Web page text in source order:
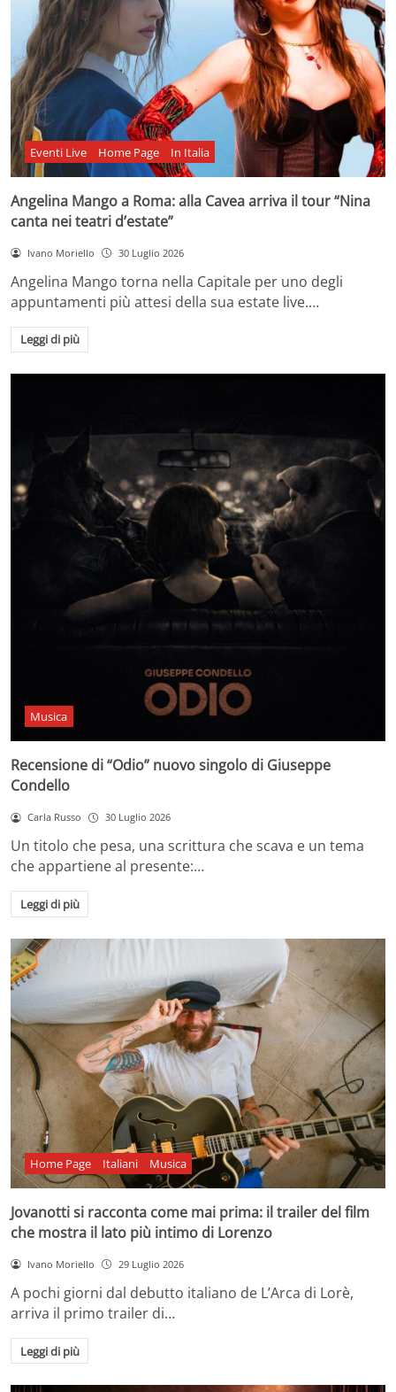
Eventi Live Home Page In Italia
Angelina Mango a Roma: alla Cavea arriva il tour “Nina
canta nei teatri d’estate”
Ivano Moriello 30 Luglio 2026
Angelina Mango torna nella Capitale per uno degli
appuntamenti più attesi della sua estate live.…
Leggi di più
Musica
Recensione di “Odio” nuovo singolo di Giuseppe
Condello
Carla Russo 30 Luglio 2026
Un titolo che pesa, una scrittura che scava e un tema
che appartiene al presente:…
Leggi di più
Home Page Italiani Musica
Jovanotti si racconta come mai prima: il trailer del film
che mostra il lato più intimo di Lorenzo
Ivano Moriello 29 Luglio 2026
A pochi giorni dal debutto italiano de L’Arca di Lorè,
arriva il primo trailer di…
Leggi di più